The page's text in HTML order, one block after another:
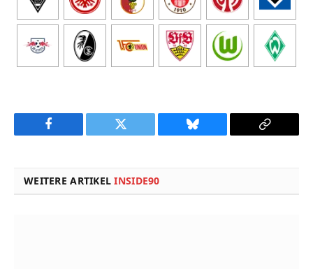
Facebook Twitter Bluesky
Copy
WEITERE ARTIKELINSIDE90